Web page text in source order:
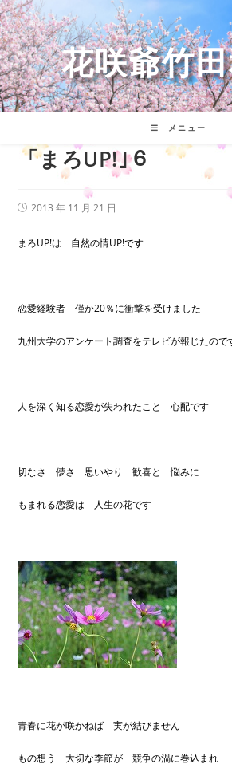
コ
ン
テ
ン
ツ
へ
ス
花咲爺竹
メニュー
「まろUP!｣６
投
開
2013 年 11 月 21 日
まろUP!は 自然の情UP!です
恋愛経験者 僅か20％に衝撃を受けました
九州大学のアンケート調査をテレビが報じたので
人を深く知る恋愛が失われたこと 心配です
切なさ 儚さ 思いやり 歓喜と 悩みに
もまれる恋愛は 人生の花です
青春に花が咲かねば 実が結びません
もの想う 大切な季節が 競争の渦に巻込まれ